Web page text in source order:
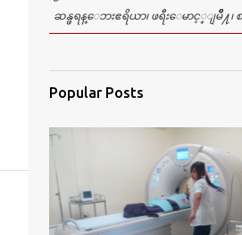
ဆန္ဖရန္ေဘးဧရိယာ၊ ဖရီးေမာင့္ျမိဳ႔၊ စင္ထ
Popular Posts